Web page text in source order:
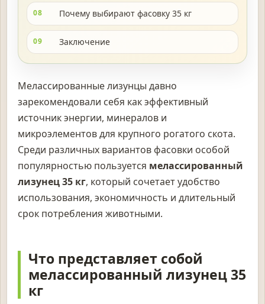
08 Почему выбирают фасовку 35 кг
09 Заключение
Мелассированные лизунцы давно
зарекомендовали себя как эффективный
источник энергии, минералов и
микроэлементов для крупного рогатого скота.
Среди различных вариантов фасовки особой
популярностью пользуется мелассированный
лизунец 35 кг, который сочетает удобство
использования, экономичность и длительный
срок потребления животными.
Что представляет собой
мелассированный лизунец 35
кг